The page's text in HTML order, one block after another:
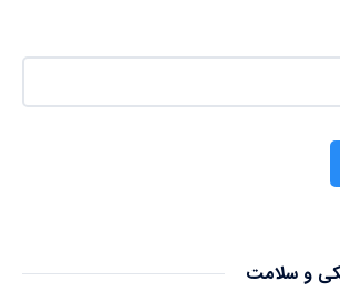
و سلامت